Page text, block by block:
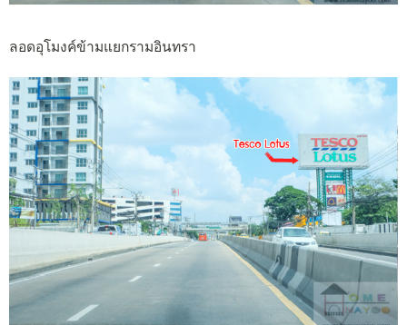
ลอดอุโมงค์ข้ามแยกรามอินทรา